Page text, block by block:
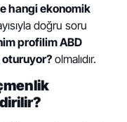
hangi ekonomik
doğru soru
profilim ABD
olmalıdır.